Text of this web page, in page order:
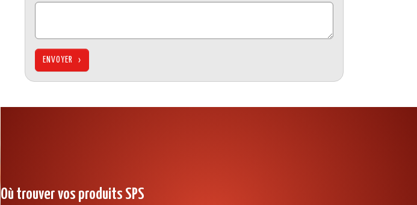
ENVOYER
Où trouver vos produits SPS